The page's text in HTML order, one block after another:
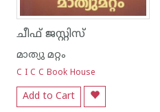
ചീഫ് ജസ്റ്റിസ്
മാത്യു മറ്റം
C I C C Book House
Add to Cart